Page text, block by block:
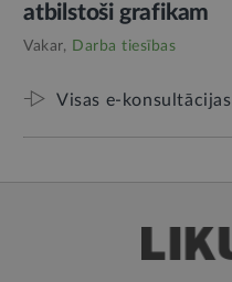
atbilstoši grafikam
Vakar, Darba tiesības
Visas e-konsultācijas